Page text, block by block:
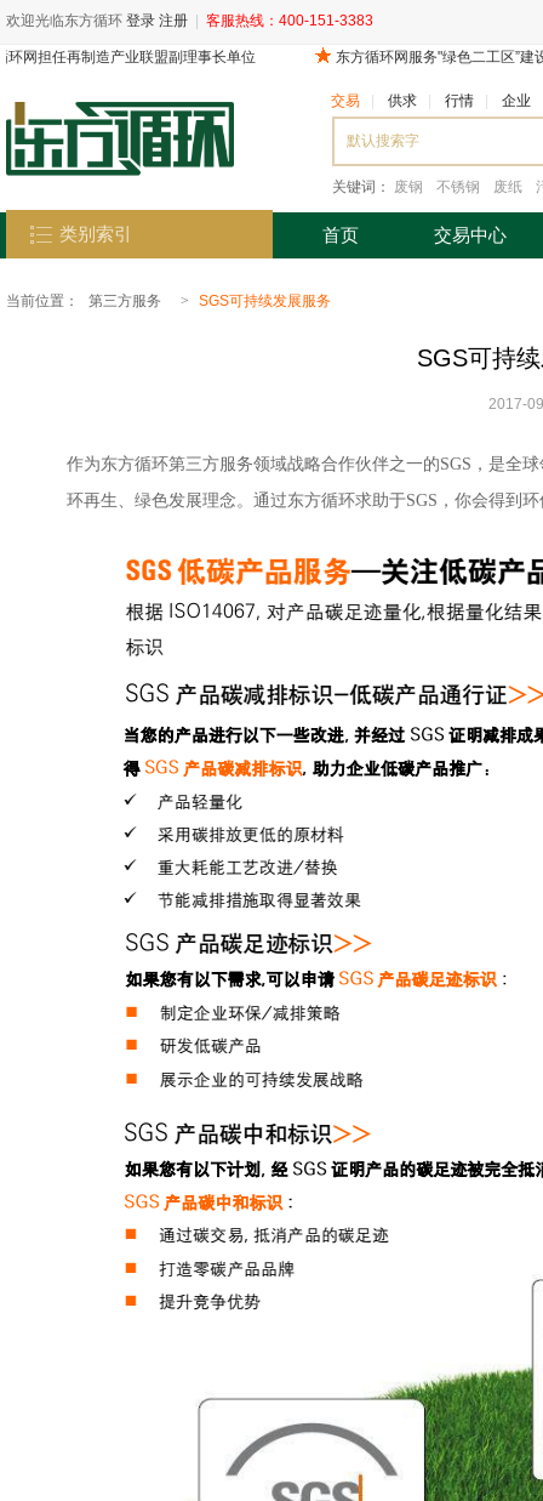
欢迎光临东方循环 登录 注册 客服热线：400-151-3383
交易 供求 行情 企业
关键词： 废钢 不锈钢 废纸
类别索引 首页 交易中心
当前位置： 第三方服务 > SGS可持续发展服务
SGS可持
2017-
作为东方循环第三方服务领域战略合作伙伴之一的SGS，是全
环再生、绿色发展理念。通过东方循环求助于SGS，你会得到